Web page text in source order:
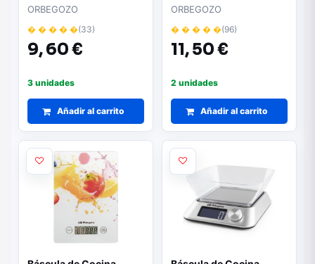
PC 1018/ hasta 5kg/
ORBEGOZO
� � � � �(33)
9,60 €
3 unidades
Añadir al carrito
PC 1019/ hasta 5kg/
ORBEGOZO
� � � � �(96)
11,50 €
2 unidades
Añadir al carrito